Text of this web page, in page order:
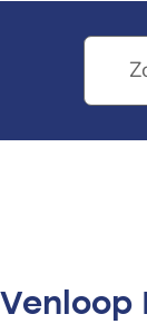
Venloop